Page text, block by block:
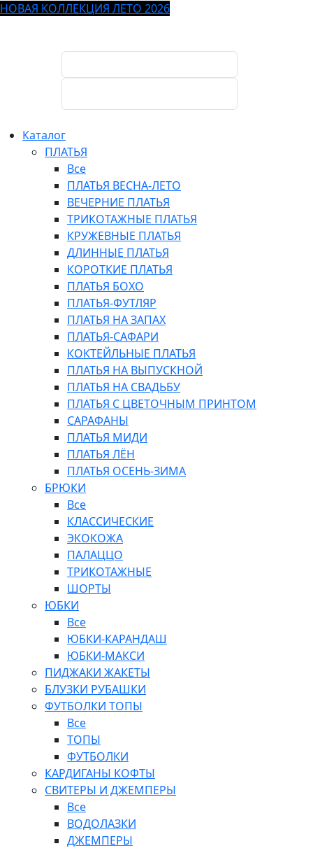
НОВАЯ КОЛЛЕКЦИЯ ЛЕТО 2026
Каталог
ПЛАТЬЯ
Все
ПЛАТЬЯ ВЕСНА-ЛЕТО
ВЕЧЕРНИЕ ПЛАТЬЯ
ТРИКОТАЖНЫЕ ПЛАТЬЯ
КРУЖЕВНЫЕ ПЛАТЬЯ
ДЛИННЫЕ ПЛАТЬЯ
КОРОТКИЕ ПЛАТЬЯ
ПЛАТЬЯ БОХО
ПЛАТЬЯ-ФУТЛЯР
ПЛАТЬЯ НА ЗАПАХ
ПЛАТЬЯ-САФАРИ
КОКТЕЙЛЬНЫЕ ПЛАТЬЯ
ПЛАТЬЯ НА ВЫПУСКНОЙ
ПЛАТЬЯ НА СВАДЬБУ
ПЛАТЬЯ С ЦВЕТОЧНЫМ ПРИНТОМ
САРАФАНЫ
ПЛАТЬЯ МИДИ
ПЛАТЬЯ ЛЁН
ПЛАТЬЯ ОСЕНЬ-ЗИМА
БРЮКИ
Все
КЛАССИЧЕСКИЕ
ЭКОКОЖА
ПАЛАЦЦО
ТРИКОТАЖНЫЕ
ШОРТЫ
ЮБКИ
Все
ЮБКИ-КАРАНДАШ
ЮБКИ-МАКСИ
ПИДЖАКИ ЖАКЕТЫ
БЛУЗКИ РУБАШКИ
ФУТБОЛКИ ТОПЫ
Все
ТОПЫ
ФУТБОЛКИ
КАРДИГАНЫ КОФТЫ
СВИТЕРЫ И ДЖЕМПЕРЫ
Все
ВОДОЛАЗКИ
ДЖЕМПЕРЫ